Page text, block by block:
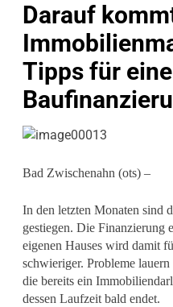
Darauf
Tipps für
Bad Zwischenahn (ots) –
In den letzten Monaten sind
gestiegen. Die Finanzierung
eigenen Hauses wird damit
schwieriger. Probleme
die bereits ein
dessen Laufzeit bald endet.